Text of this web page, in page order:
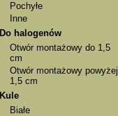
Pochyłe
Inne
Do halogenów
Otwór montażowy do 1,5
cm
Otwór montażowy powyżej
1,5 cm
Kule
Białe